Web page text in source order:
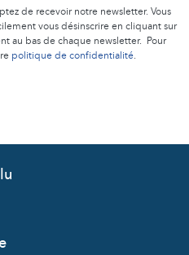
de recevoir notre newsletter. Vous
vous désinscrire en cliquant sur
au bas de chaque newsletter. Pour
politique de confidentialité.